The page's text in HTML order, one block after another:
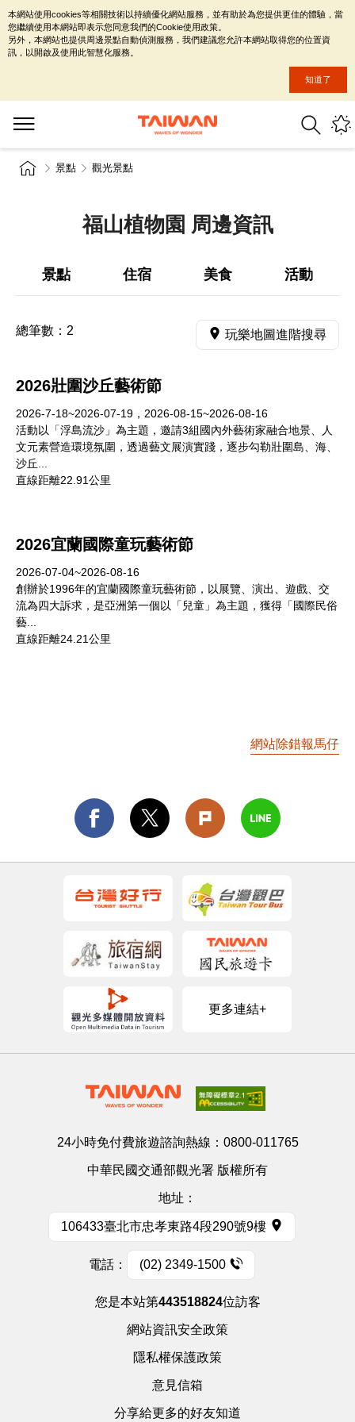
景點 觀光景點
福山植物園 周邊資訊
景點 住宿 美食 活動
總筆數： 2 玩樂地圖進階搜尋
2026壯圍沙丘藝術節
2026-7-18~2026-07-19，2026-08-15~2026-08-16
活動以「浮島流沙」為主題，邀請3組國內外藝術家融合地景、人
文元素營造環境氛圍，透過藝文展演實踐，逐步勾勒壯圍島、海、
沙丘...
直線距離22.91公里
2026宜蘭國際童玩藝術節
2026-07-04~2026-08-16
創辦於1996年的宜蘭國際童玩藝術節，以展覽、演出、遊戲、交
流為四大訴求，是亞洲第一個以「兒童」為主題，獲得「國際民俗
藝...
直線距離24.21公里
網站除錯報馬仔
更多連結+
24小時免付費旅遊諮詢熱線： 0800-011765
中華民國交通部觀光署 版權所有
地址：
106433臺北市忠孝東路4段290號9樓
電話： (02) 2349-1500
您是本站第443518824位訪客
網站資訊安全政策
隱私權保護政策
意見信箱
分享給更多的好友知道
本網站使用cookies等相關技術以持續優化網站服務，並有助於為您提供更佳的體驗，當
您繼續使用本網站即表示您同意我們的Cookie使用政策。
另外，本網站也提供周邊景點自動偵測服務，我們建議您允許本網站取得您的位置資
訊，以開啟及使用此智慧化服務。
知道了